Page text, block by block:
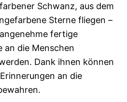
Schwanz, aus dem
Sterne fliegen –
fertige
an die Menschen
Dank ihnen können
an die